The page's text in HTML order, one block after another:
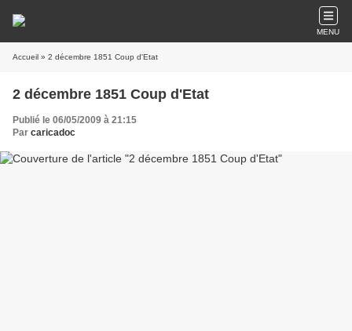
MENU
Accueil » 2 décembre 1851 Coup d'Etat
2 décembre 1851 Coup d'Etat
Publié le 06/05/2009 à 21:15
Par caricadoc